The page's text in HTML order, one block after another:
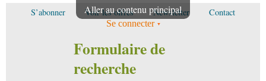
Aller au contenu principal
S’abonner Voir les offres Newsletter Contact
Se connecter
Formulaire de
recherche